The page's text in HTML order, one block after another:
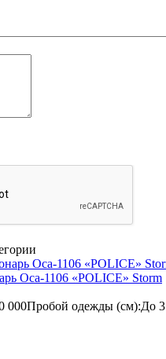
Оса-1106 «POLICE» Storm
000Пробой одежды (см):До 3